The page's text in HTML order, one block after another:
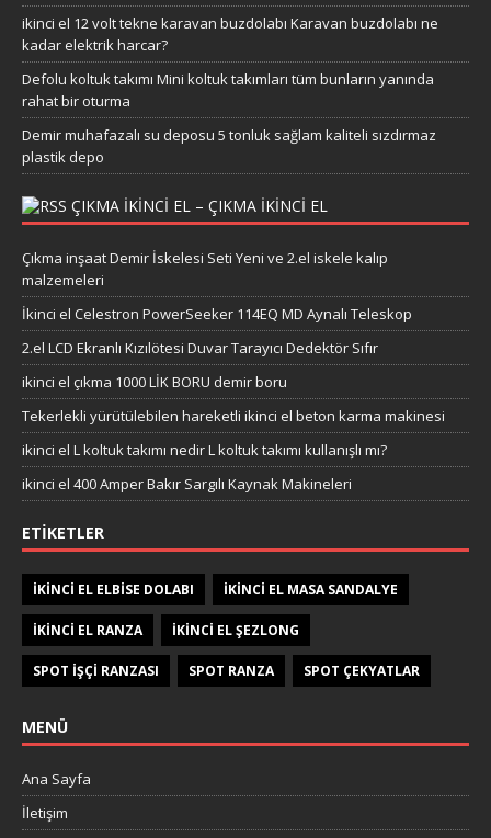
ikinci el 12 volt tekne karavan buzdolabı Karavan buzdolabı ne
kadar elektrik harcar?
Defolu koltuk takımı Mini koltuk takımları tüm bunların yanında
rahat bir oturma
Demir muhafazalı su deposu 5 tonluk sağlam kaliteli sızdırmaz
plastik depo
ÇIKMA IKINCI EL – ÇIKMA IKINCI EL
Çıkma inşaat Demir İskelesi Seti Yeni ve 2.el iskele kalıp
malzemeleri
İkinci el Celestron PowerSeeker 114EQ MD Aynalı Teleskop
2.el LCD Ekranlı Kızılötesi Duvar Tarayıcı Dedektör Sıfır
ikinci el çıkma 1000 LİK BORU demir boru
Tekerlekli yürütülebilen hareketli ikinci el beton karma makinesi
ikinci el L koltuk takımı nedir L koltuk takımı kullanışlı mı?
ikinci el 400 Amper Bakır Sargılı Kaynak Makineleri
ETIKETLER
IKINCI EL ELBISE DOLABI IKINCI EL MASA SANDALYE
IKINCI EL RANZA IKINCI EL ŞEZLONG
SPOT IŞÇI RANZASI SPOT RANZA SPOT ÇEKYATLAR
MENÜ
Ana Sayfa
İletişim